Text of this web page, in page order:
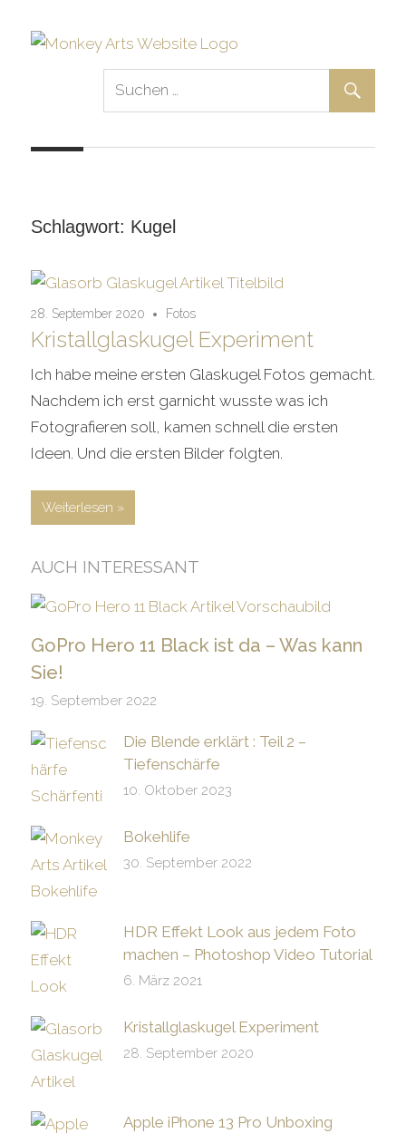
Inhalt
Monkey
Fotografie
Arts
Schlagwort: Kugel
28. September 2020 Fotos
Kristallglaskugel Experiment
Ich habe meine ersten Glaskugel Fotos gemacht.
Nachdem ich erst garnicht wusste was ich
Fotografieren soll, kamen schnell die ersten
Ideen. Und die ersten Bilder folgten.
Weiterlesen
AUCH INTERESSANT
GoPro Hero 11 Black ist da – Was kann
Sie!
19. September 2022
Die Blende erklärt : Teil 2 –
Tiefenschärfe
10. Oktober 2023
Bokehlife
30. September 2022
HDR Effekt Look aus jedem Foto
machen – Photoshop Video Tutorial
6. März 2021
Kristallglaskugel Experiment
28. September 2020
Apple iPhone 13 Pro Unboxing